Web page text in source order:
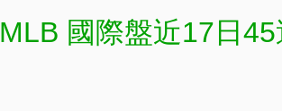
MLB 國際盤近17日